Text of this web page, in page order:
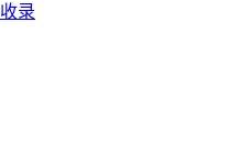
收录